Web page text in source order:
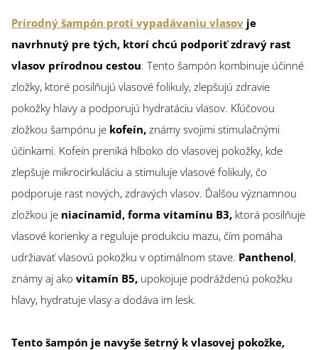
Prírodný šampón proti vypadávaniu vlasov je
navrhnutý pre tých, ktorí chcú podporiť zdravý rast
vlasov prírodnou cestou. Tento šampón kombinuje účinné
zložky, ktoré posilňujú vlasové folikuly, zlepšujú zdravie
pokožky hlavy a podporujú hydratáciu vlasov. Kľúčovou
zložkou šampónu je kofeín, známy svojimi stimulačnými
účinkami. Kofeín preniká hlboko do vlasovej pokožky, kde
zlepšuje mikrocirkuláciu a stimuluje vlasové folikuly, čo
podporuje rast nových, zdravých vlasov. Ďalšou významnou
zložkou je niacínamid, forma vitamínu B3, ktorá posilňuje
vlasové korienky a reguluje produkciu mazu, čím pomáha
udržiavať vlasovú pokožku v optimálnom stave. Panthenol,
známy aj ako vitamín B5, upokojuje podráždenú pokožku
hlavy, hydratuje vlasy a dodáva im lesk.
Tento šampón je navyše šetrný k vlasovej pokožke,